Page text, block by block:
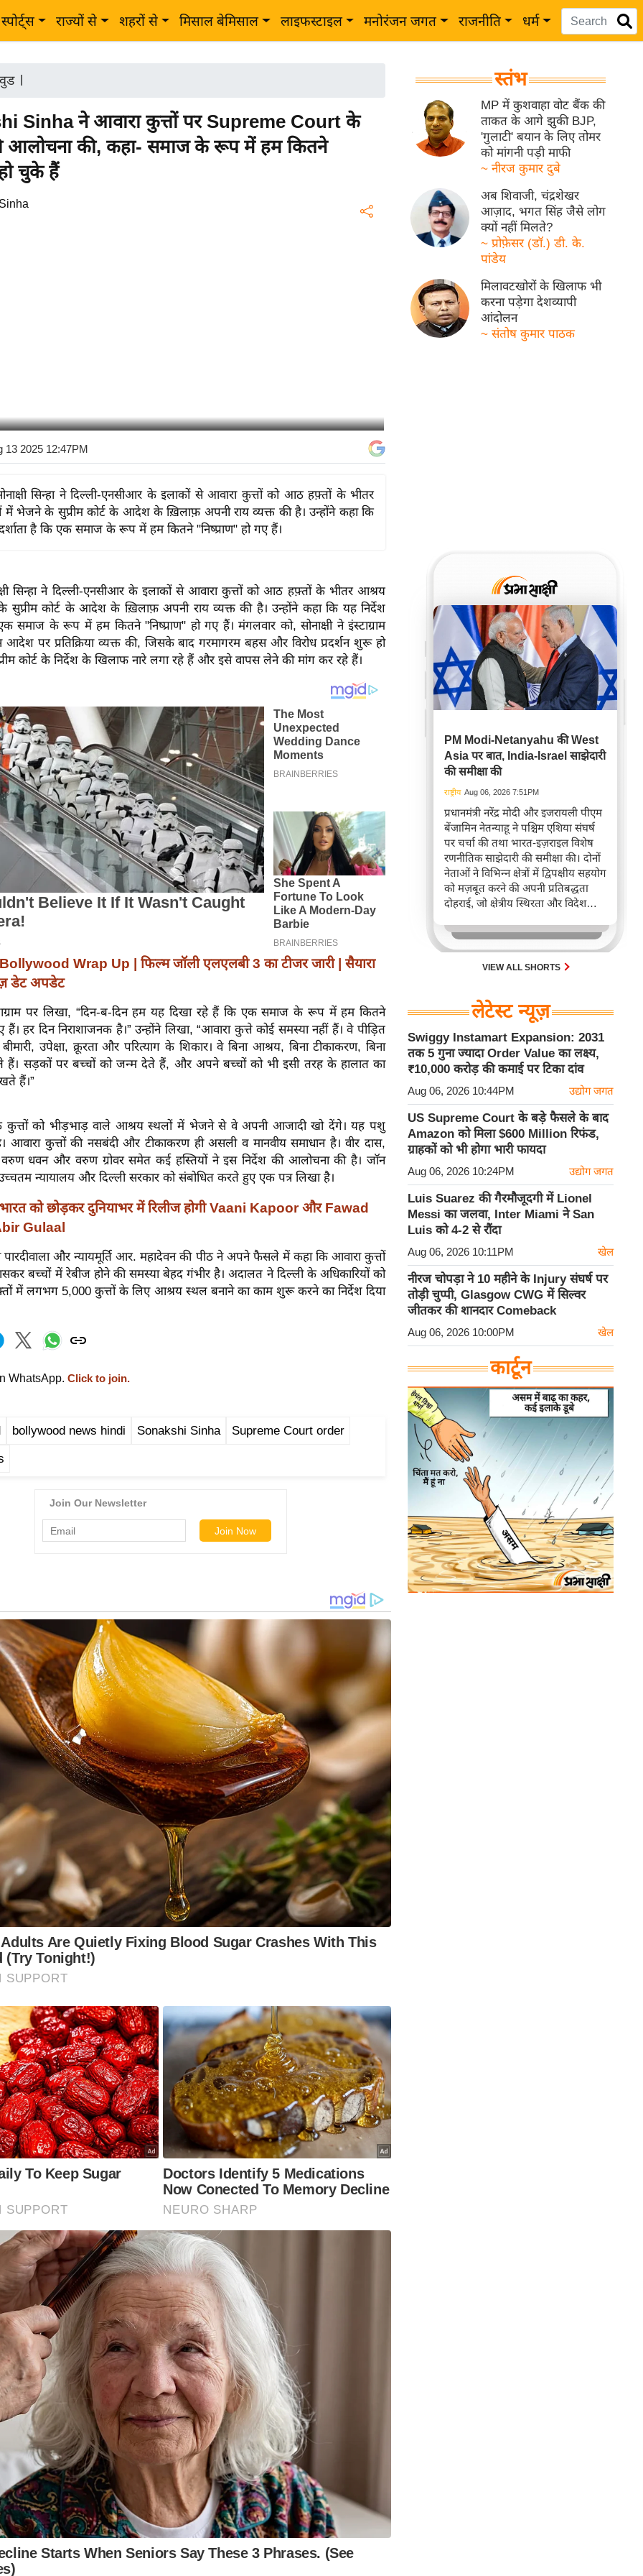
स्पोर्ट्स राज्यों से शहरों से मिसाल बेमिसाल लाइफस्टाइल मनोरंजन जगत राजनीति धर्म
|
Sinha ने आवारा कुत्तों पर Supreme Court के
की, कहा- समाज के रूप में हम कितने
चुके हैं
13 2025 12:47PM
सिन्हा ने दिल्ली-एनसीआर के इलाकों से आवारा कुत्तों को आठ हफ़्तों के भीतर
में भेजने के सुप्रीम कोर्ट के आदेश के ख़िलाफ़ अपनी राय व्यक्त की है। उन्होंने कहा कि
है कि एक समाज के रूप में हम कितने "निष्प्राण" हो गए हैं।
सिन्हा ने दिल्ली-एनसीआर के इलाकों से आवारा कुत्तों को आठ हफ़्तों के भीतर आश्रय
कोर्ट के आदेश के ख़िलाफ़ अपनी राय व्यक्त की है। उन्होंने कहा कि यह निर्देश
एक समाज के रूप में हम कितने "निष्प्राण" हो गए हैं। मंगलवार को, सोनाक्षी ने इंस्टाग्राम
आदेश पर प्रतिक्रिया व्यक्त की, जिसके बाद गरमागरम बहस और विरोध प्रदर्शन शुरू हो
कोर्ट के निर्देश के खिलाफ नारे लगा रहे हैं और इसे वापस लेने की मांग कर रहे हैं।
Bollywood Wrap Up | फिल्म जॉली एलएलबी 3 का टीजर जारी | सैयारा
डेट अपडेट
पर लिखा, “दिन-ब-दिन हम यह दिखा रहे हैं कि एक समाज के रूप में हम कितने
हैं। हर दिन निराशाजनक है।” उन्होंने लिखा, “आवारा कुत्ते कोई समस्या नहीं हैं। वे पीड़ित
उपेक्षा, क्रूरता और परित्याग के शिकार। वे बिना आश्रय, बिना टीकाकरण, बिना
हैं। सड़कों पर बच्चों को जन्म देते हैं, और अपने बच्चों को भी इसी तरह के हालात का
हैं।”
कुत्तों को भीड़भाड़ वाले आश्रय स्थलों में भेजने से वे अपनी आजादी खो देंगे। यह पशु
आवारा कुत्तों की नसबंदी और टीकाकरण ही असली व मानवीय समाधान है। वीर दास,
वरुण धवन और वरुण ग्रोवर समेत कई हस्तियों ने इस निर्देश की आलोचना की है। जॉन
न्यायालय और दिल्ली सरकार को संबोधित करते हुए एक पत्र लिखा है।
भारत को छोड़कर दुनियाभर में रिलीज होगी Vaani Kapoor और Fawad
Gulaal
पारदीवाला और न्यायमूर्ति आर. महादेवन की पीठ ने अपने फैसले में कहा कि आवारा कुत्तों
बच्चों में रेबीज होने की समस्या बेहद गंभीर है। अदालत ने दिल्ली के अधिकारियों को
में लगभग 5,000 कुत्तों के लिए आश्रय स्थल बनाने का काम शुरू करने का निर्देश दिया
WhatsApp. Click to join.
bollywood news hindi Sonakshi Sinha Supreme Court order
स्तंभ
MP में कुशवाहा वोट बैंक की
ताकत के आगे झुकी BJP,
'गुलाटी' बयान के लिए तोमर
को मांगनी पड़ी माफी
~ नीरज कुमार दुबे
अब शिवाजी, चंद्रशेखर
आज़ाद, भगत सिंह जैसे लोग
क्यों नहीं मिलते?
~ प्रोफ़ेसर (डॉ.) डी. के.
पांडेय
मिलावटखोरों के खिलाफ भी
करना पड़ेगा देशव्यापी
आंदोलन
~ संतोष कुमार पाठक
PM Modi-Netanyahu की West
Asia पर बात, India-Israel साझेदारी
की समीक्षा की
राष्ट्रीय Aug 06, 2026 7:51PM
प्रधानमंत्री नरेंद्र मोदी और इजरायली पीएम
बेंजामिन नेतन्याहू ने पश्चिम एशिया संघर्ष
पर चर्चा की तथा भारत-इज़राइल विशेष
रणनीतिक साझेदारी की समीक्षा की। दोनों
नेताओं ने विभिन्न क्षेत्रों में द्विपक्षीय सहयोग
को मज़बूत करने की अपनी प्रतिबद्धता
दोहराई, जो क्षेत्रीय स्थिरता और विदेश
करता है।
VIEW ALL SHORTS
लेटेस्ट न्यूज़
Swiggy Instamart Expansion: 2031
तक 5 गुना ज्यादा Order Value का लक्ष्य,
₹10,000 करोड़ की कमाई पर टिका दांव
Aug 06, 2026 10:44PM उद्योग जगत
US Supreme Court के बड़े फैसले के बाद
Amazon को मिला $600 Million रिफंड,
ग्राहकों को भी होगा भारी फायदा
Aug 06, 2026 10:24PM उद्योग जगत
Luis Suarez की गैरमौजूदगी में Lionel
Messi का जलवा, Inter Miami ने San
Luis को 4-2 से रौंदा
Aug 06, 2026 10:11PM खेल
नीरज चोपड़ा ने 10 महीने के Injury संघर्ष पर
तोड़ी चुप्पी, Glasgow CWG में सिल्वर
जीतकर की शानदार Comeback
Aug 06, 2026 10:00PM खेल
कार्टून